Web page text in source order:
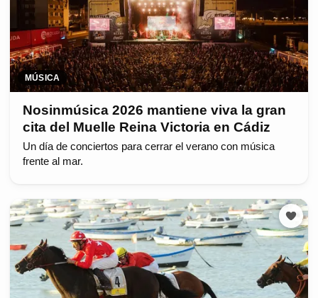
MÚSICA
Nosinmúsica 2026 mantiene viva la gran
cita del Muelle Reina Victoria en Cádiz
Un día de conciertos para cerrar el verano con música
frente al mar.